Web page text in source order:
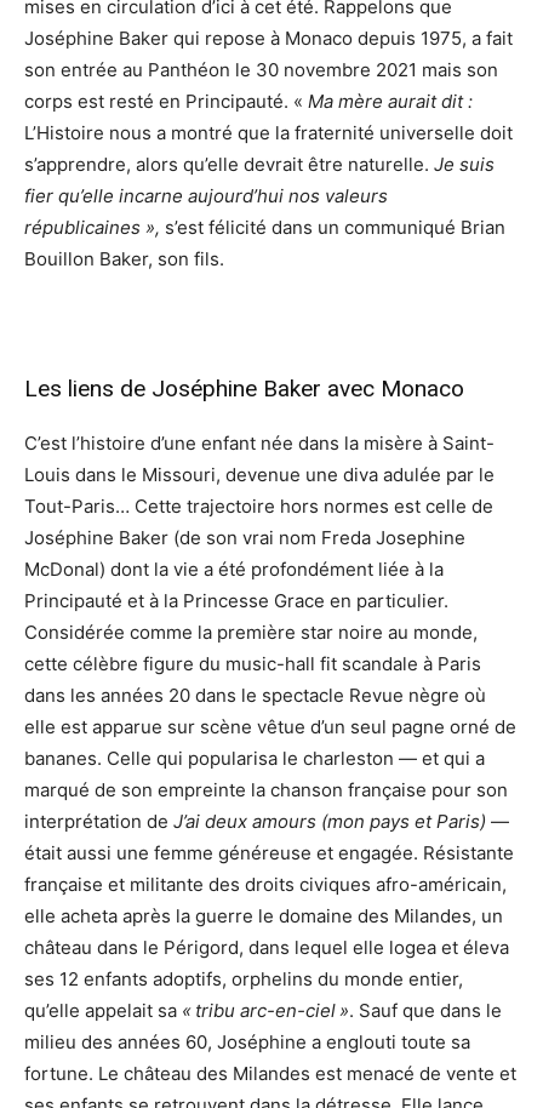
mises en circulation d’ici à cet été. Rappelons que
Joséphine Baker qui repose à Monaco depuis 1975, a fait
son entrée au Panthéon le 30 novembre 2021 mais son
corps est resté en Principauté. « Ma mère aurait dit :
L’Histoire nous a montré que la fraternité universelle doit
s’apprendre, alors qu’elle devrait être naturelle. Je suis
fier qu’elle incarne aujourd’hui nos valeurs
républicaines », s’est félicité dans un communiqué Brian
Bouillon Baker, son fils.
Les liens de Joséphine Baker avec Monaco
C’est l’histoire d’une enfant née dans la misère à Saint-
Louis dans le Missouri, devenue une diva adulée par le
Tout-Paris… Cette trajectoire hors normes est celle de
Joséphine Baker (de son vrai nom Freda Josephine
McDonal) dont la vie a été profondément liée à la
Principauté et à la Princesse Grace en particulier.
Considérée comme la première star noire au monde,
cette célèbre figure du music-hall fit scandale à Paris
dans les années 20 dans le spectacle Revue nègre où
elle est apparue sur scène vêtue d’un seul pagne orné de
bananes. Celle qui popularisa le charleston — et qui a
marqué de son empreinte la chanson française pour son
interprétation de J’ai deux amours (mon pays et Paris) —
était aussi une femme généreuse et engagée. Résistante
française et militante des droits civiques afro-américain,
elle acheta après la guerre le domaine des Milandes, un
château dans le Périgord, dans lequel elle logea et éleva
ses 12 enfants adoptifs, orphelins du monde entier,
qu’elle appelait sa « tribu arc-en-ciel». Sauf que dans le
milieu des années 60, Joséphine a englouti toute sa
fortune. Le château des Milandes est menacé de vente et